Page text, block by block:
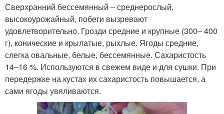
Сверхранний бессемянный – среднерослый,
высокоурожайный, побеги вызревают
удовлетворительно. Грозди средние и крупные (300– 400
г), конические и крылатые, рыхлые. Ягоды средние,
слегка овальные, белые, бессемянные. Сахаристость
14–16 %. Используются в свежем виде и для сушки. При
передержке на кустах их сахаристость повышается, а
сами ягоды увяливаются.